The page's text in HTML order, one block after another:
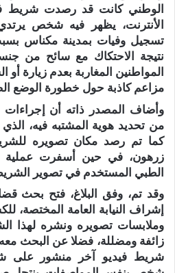
الوطني كانت قد رصدت شريط
الأنترنت، يظهر فيه شخص
تسجيل وفيات بمدينة مكناس
نتيجة الاحتكاك مع سائح من
المواطنين المغاربة بعدم زيارة
مزاعم كاذبة حول خطورة الوضع
وأضاف المصدر ذاته أن
من تحديد هوية المشتبه فيه،
كما تم رصد مكان تصويره
زرهون، في حين أسفرت عملية
الطبي المستخدم في تصوير
وقد تم، وفق البلاغ، فتح بحث
إشراف النيابة العامة
وملابسات تصويره ونشره لهذا
زائفة ومضللة، فضلا عن البحث
شريط فيديو آخر منشور على